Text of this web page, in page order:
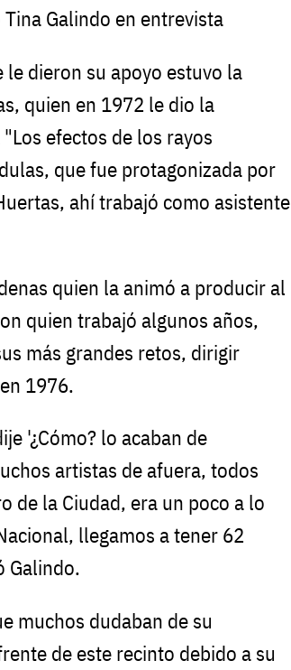
Galindo en entrevista
le dieron su apoyo estuvo la
quien en 1972 le dio la
efectos de los rayos
que fue protagonizada por
ahí trabajó como asistente
quien la animó a producir al
quien trabajó algunos años,
más grandes retos, dirigir
1976.
'¿Cómo? lo acaban de
artistas de afuera, todos
de la Ciudad, era un poco a lo
llegamos a tener 62
Galindo.
muchos dudaban de su
de este recinto debido a su